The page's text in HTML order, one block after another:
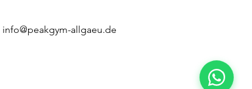
info@peakgym-allgaeu.de